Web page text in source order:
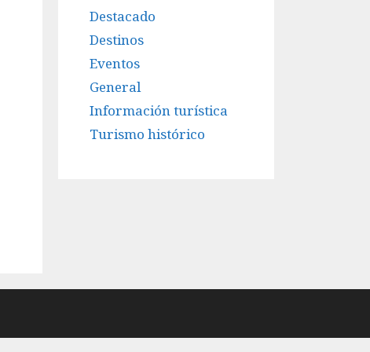
Destacado
Destinos
Eventos
General
Información turística
Turismo histórico